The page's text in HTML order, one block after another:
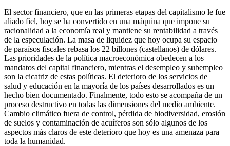
El sector financiero, que en las primeras etapas del capitalismo le fue
aliado fiel, hoy se ha convertido en una máquina que impone su
racionalidad a la economía real y mantiene su rentabilidad a través
de la especulación. La masa de liquidez que hoy ocupa su espacio
de paraísos fiscales rebasa los 22 billones (castellanos) de dólares.
Las prioridades de la política macroeconómica obedecen a los
mandatos del capital financiero, mientras el desempleo y subempleo
son la cicatriz de estas políticas. El deterioro de los servicios de
salud y educación en la mayoría de los países desarrollados es un
hecho bien documentado. Finalmente, todo esto se acompaña de un
proceso destructivo en todas las dimensiones del medio ambiente.
Cambio climático fuera de control, pérdida de biodiversidad, erosión
de suelos y contaminación de acuíferos son sólo algunos de los
aspectos más claros de este deterioro que hoy es una amenaza para
toda la humanidad.